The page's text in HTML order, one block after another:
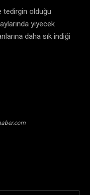
tedirgin olduğu
yiyecek
daha sık indiği